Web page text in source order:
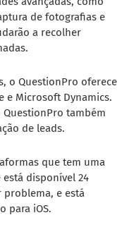
de fotografias e
a recolher
o QuestionPro oferece
e Microsoft Dynamics.
também
de leads.
que tem uma
disponível 24
problema, e está
para iOS.